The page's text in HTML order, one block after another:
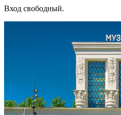
Вход свободный.